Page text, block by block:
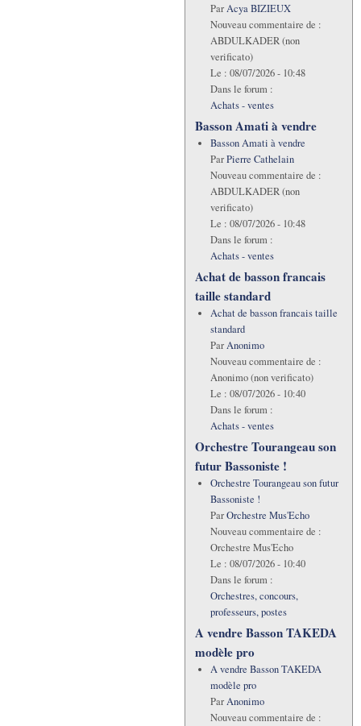
ParAcya BIZIEUX
Nouveau commentaire de :
ABDULKADER (non
verificato)
Le : 08/07/2026 - 10:48
Dans le forum :
Achats - ventes
Basson Amati à vendre
Basson Amati à vendre
ParPierre Cathelain
Nouveau commentaire de :
ABDULKADER (non
verificato)
Le : 08/07/2026 - 10:48
Dans le forum :
Achats - ventes
Achat de basson francais
taille standard
Achat de basson francais taille
standard
ParAnonimo
Nouveau commentaire de :
Anonimo (non verificato)
Le : 08/07/2026 - 10:40
Dans le forum :
Achats - ventes
Orchestre Tourangeau son
futur Bassoniste !
Orchestre Tourangeau son futur
Bassoniste !
ParOrchestre Mus'Echo
Nouveau commentaire de :
Orchestre Mus'Echo
Le : 08/07/2026 - 10:40
Dans le forum :
Orchestres, concours,
professeurs, postes
A vendre Basson TAKEDA
modèle pro
A vendre Basson TAKEDA
modèle pro
ParAnonimo
Nouveau commentaire de :